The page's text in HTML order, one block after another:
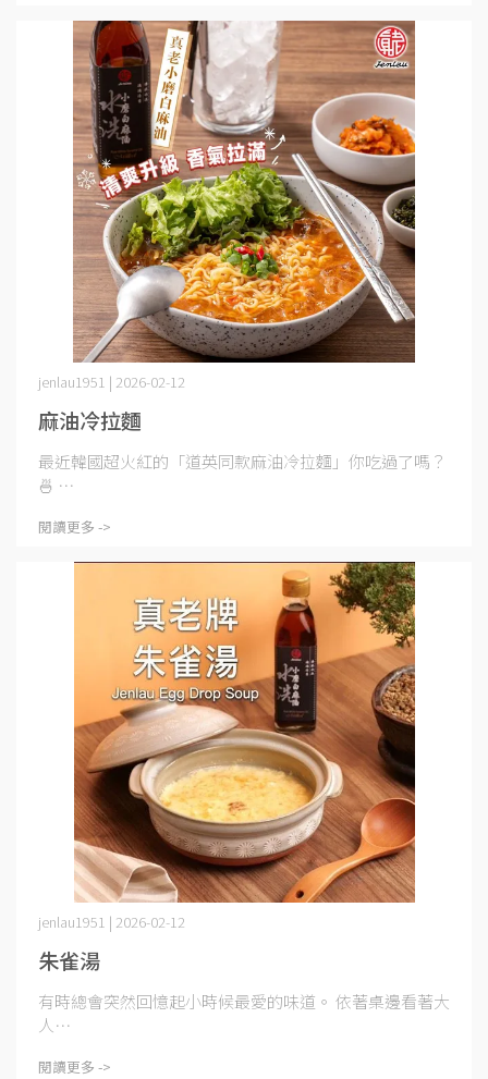
麻油冷拉麵
jenlau1951 | 2026-02-12
最近韓國超火紅的「道英同款麻油冷拉麵」你吃過了嗎？
🍜 ⋯
閱讀更多 ->
朱雀湯
jenlau1951 | 2026-02-12
有時總會突然回憶起小時候最愛的味道。 依著桌邊看著大
人⋯
閱讀更多 ->